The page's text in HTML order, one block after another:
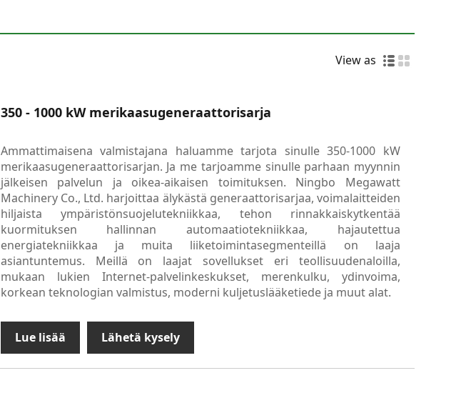
View as
350 - 1000 kW merikaasugeneraattorisarja
Ammattimaisena valmistajana haluamme tarjota sinulle 350-1000 kW
merikaasugeneraattorisarjan. Ja me tarjoamme sinulle parhaan myynnin
jälkeisen palvelun ja oikea-aikaisen toimituksen. Ningbo Megawatt
Machinery Co., Ltd. harjoittaa älykästä generaattorisarjaa, voimalaitteiden
hiljaista ympäristönsuojelutekniikkaa, tehon rinnakkaiskytkentää
kuormituksen hallinnan automaatiotekniikkaa, hajautettua
energiatekniikkaa ja muita liiketoimintasegmenteillä on laaja
asiantuntemus. Meillä on laajat sovellukset eri teollisuudenaloilla,
mukaan lukien Internet-palvelinkeskukset, merenkulku, ydinvoima,
korkean teknologian valmistus, moderni kuljetuslääketiede ja muut alat.
Lue lisää Lähetä kysely